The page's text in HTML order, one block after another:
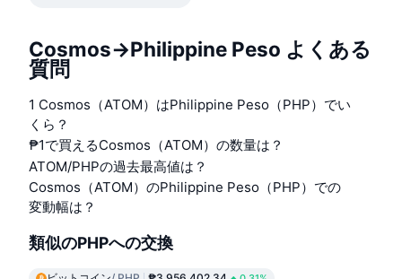
Cosmos→Philippine Peso よくある
質問
1 Cosmos（ATOM）はPhilippine Peso（PHP）でい
くら？
₱1で買えるCosmos（ATOM）の数量は？
ATOM/PHPの過去最高値は？
Cosmos（ATOM）のPhilippine Peso（PHP）での
変動幅は？
類似のPHPへの交換